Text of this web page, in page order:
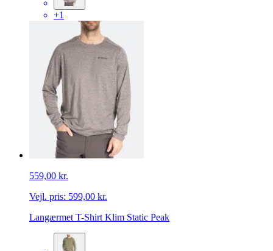
+1
559,00 kr.
Vejl. pris: 599,00 kr.
Langærmet T-Shirt Klim Static Peak